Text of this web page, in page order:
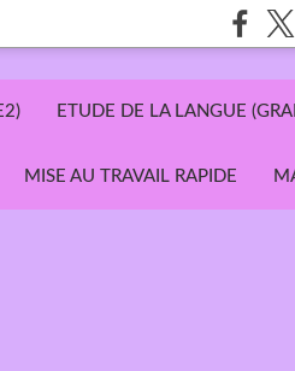
ETUDE DE LA LANGUE
MISE AU TRAVAIL RAPIDE